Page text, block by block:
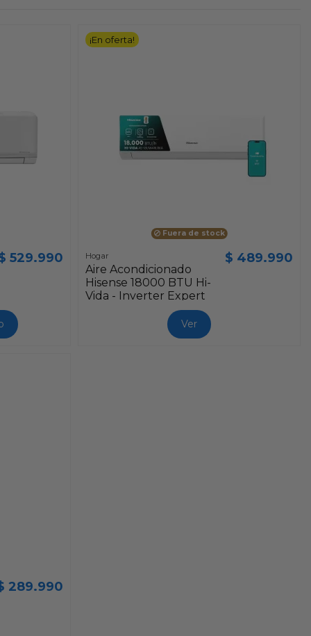
529.990
¡En oferta!
Fuera de stock
Hogar
Aire Acondicionado
Hisense 18000 BTU Hi-
Vida - Inverter Expert
AS-18UW4RMSKA
$ 489.990
Ver
289.990